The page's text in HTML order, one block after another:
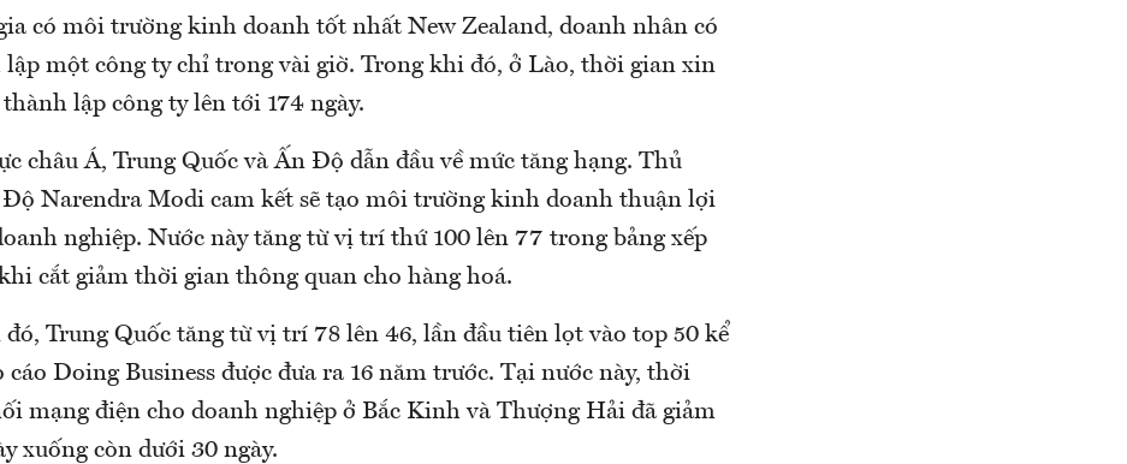
có môi trường kinh doanh tốt nhất New Zealand, doanh nhân có
một công ty chỉ trong vài giờ. Trong khi đó, ở Lào, thời gian xin
lập công ty lên tới 174 ngày.
châu Á, Trung Quốc và Ấn Độ dẫn đầu về mức tăng hạng. Thủ
Narendra Modi cam kết sẽ tạo môi trường kinh doanh thuận lợi
nghiệp. Nước này tăng từ vị trí thứ 100 lên 77 trong bảng xếp
cắt giảm thời gian thông quan cho hàng hoá.
Trung Quốc tăng từ vị trí 78 lên 46, lần đầu tiên lọt vào top 50 kể
cáo Doing Business được đưa ra 16 năm trước. Tại nước này, thời
mạng điện cho doanh nghiệp ở Bắc Kinh và Thượng Hải đã giảm
xuống còn dưới 30 ngày.